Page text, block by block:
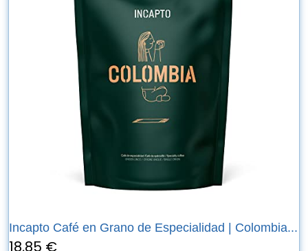
Incapto Café en Grano de Especialidad | Colombia...
18,85 €